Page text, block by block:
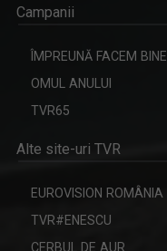
Campanii
ÎMPREUNĂ FACEM BINE
OMUL ANULUI
TVR65
Alte site-uri TVR
EUROVISION ROMÂNIA
TVR#ENESCU
CERBUL DE AUR